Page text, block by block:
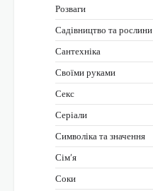
Розваги
Садівництво та рослини
Сантехніка
Своїми руками
Секс
Серіали
Символіка та значення
Сім’я
Соки